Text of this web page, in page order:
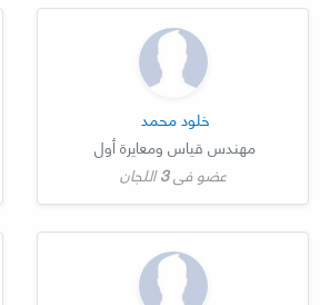
خلود محمد
مهندس قياس ومعايرة أول
عضو في3اللجان